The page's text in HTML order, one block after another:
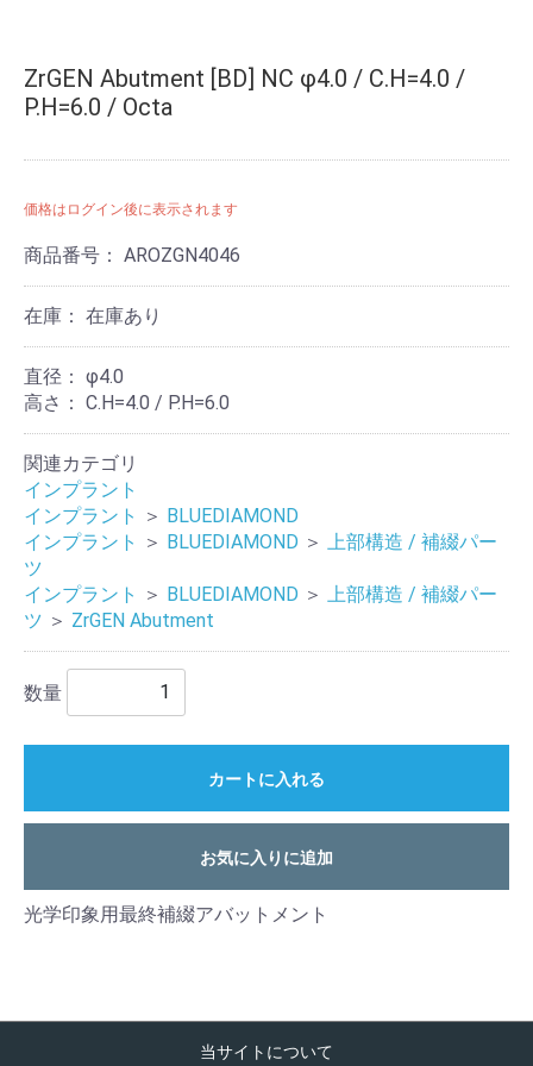
ZrGEN Abutment [BD] NC φ4.0 / C.H=4.0 /
P.H=6.0 / Octa
価格はログイン後に表示されます
商品番号： AROZGN4046
在庫： 在庫あり
直径： φ4.0
高さ： C.H=4.0 / P.H=6.0
関連カテゴリ
インプラント
インプラント
＞ BLUEDIAMOND
インプラント
＞ BLUEDIAMOND ＞
上部構造 / 補綴パー
ツ
インプラント
＞ BLUEDIAMOND ＞
上部構造 / 補綴パー
ツ ＞ ZrGEN Abutment
数量
カートに入れる
お気に入りに追加
光学印象用最終補綴アバットメント
当サイトについて